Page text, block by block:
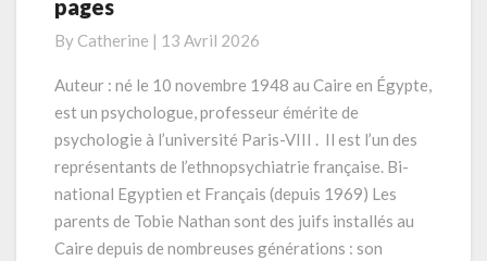
-« La
des
belles
(RL2020)
384
pages
pages
By Catherine | 13 Avril 2026
Auteur : né le 10 novembre 1948 au Caire en Égypte,
est un psychologue, professeur émérite de
psychologie à l’université Paris-VIII . Il est l’un des
représentants de l’ethnopsychiatrie française. Bi-
national Egyptien et Français (depuis 1969) Les
parents de Tobie Nathan sont des juifs installés au
Caire depuis de nombreuses générations : son